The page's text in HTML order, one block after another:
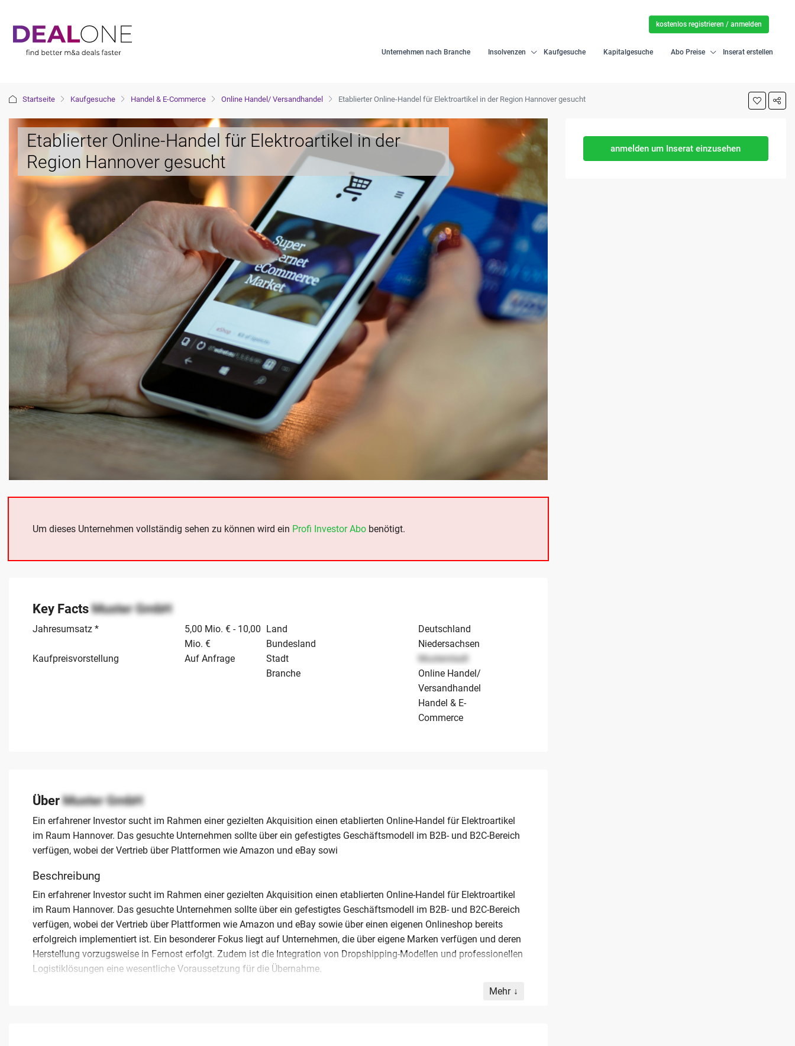
Unternehmen nach Branche Insolvenzen Kaufgesuche Kapitalgesuche Abo Preise Inserat erstellen
kostenlos registrieren / anmelden
Startseite Kaufgesuche Handel & E-Commerce Online Handel/ Versandhandel Etablierter Online-Handel für Elektroartikel in der Region Hannover gesucht
Etablierter Online-Handel für Elektroartikel in der
Region Hannover gesucht
Um dieses Unternehmen vollständig sehen zu können wird ein Profi Investor Abo benötigt.
Key FactsMuster GmbH
Jahresumsatz *
5,00 Mio. € - 10,00
Mio. €
Kaufpreisvorstellung
Auf Anfrage
Land
Deutschland
Bundesland
Niedersachsen
Stadt
Musterstadt
Branche
Online Handel/
Versandhandel
Handel & E-
Commerce
ÜberMuster GmbH
Ein erfahrener Investor sucht im Rahmen einer gezielten Akquisition einen etablierten Online-Handel für Elektroartikel
im Raum Hannover. Das gesuchte Unternehmen sollte über ein gefestigtes Geschäftsmodell im B2B- und B2C-Bereich
verfügen, wobei der Vertrieb über Plattformen wie Amazon und eBay sowi
Beschreibung
Ein erfahrener Investor sucht im Rahmen einer gezielten Akquisition einen etablierten Online-Handel für Elektroartikel
im Raum Hannover. Das gesuchte Unternehmen sollte über ein gefestigtes Geschäftsmodell im B2B- und B2C-Bereich
verfügen, wobei der Vertrieb über Plattformen wie Amazon und eBay sowie über einen eigenen Onlineshop bereits
erfolgreich implementiert ist. Ein besonderer Fokus liegt auf Unternehmen, die über eigene Marken verfügen und deren
Herstellung vorzugsweise in Fernost erfolgt. Zudem ist die Integration von Dropshipping-Modellen und professionellen
Logistiklösungen eine wesentliche Voraussetzung für die Übernahme.
Ergänzend zum klassischen E-Commerce wird ein aktiver B2B-Restpostenhandel ausdrücklich begrüßt. Das Zielobjekt
Mehr
anmelden um Inserat einzusehen